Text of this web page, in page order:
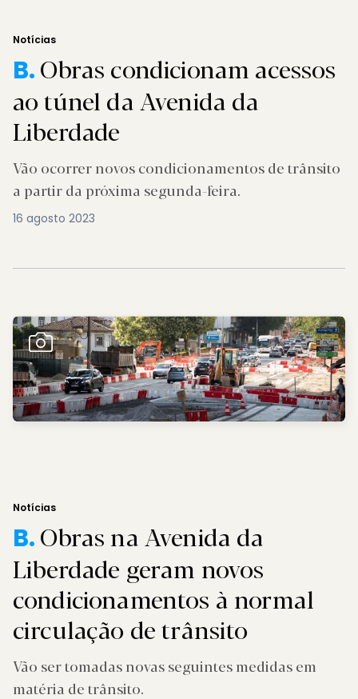
Notícias
B.Obras condicionam acessos
ao túnel da Avenida da
Liberdade
Vão ocorrer novos condicionamentos de trânsito
a partir da próxima segunda-feira.
16 agosto 2023
Notícias
B.Obras na Avenida da
Liberdade geram novos
condicionamentos à normal
circulação de trânsito
Vão ser tomadas novas seguintes medidas em
matéria de trânsito.